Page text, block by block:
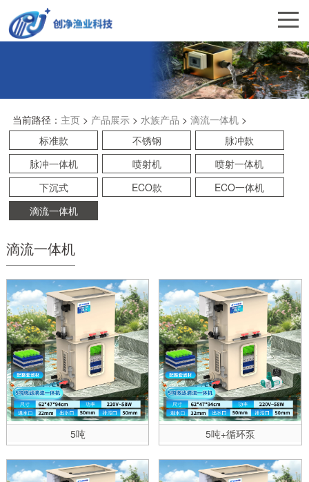
当前路径： 主页> 产品展示> 水族产品 > 滴流一体机>
标准款
不锈钢
脉冲款
脉冲一体机
喷射机
喷射一体机
下沉式
ECO款
ECO一体机
滴流一体机
滴流一体机
5吨 5吨+循环泵